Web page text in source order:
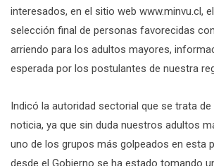
interesados, en el sitio web www.minvu.cl,
selección final de personas favorecidas
arriendo para los adultos mayores,
esperada por los postulantes de nuestra
Indicó la autoridad sectorial que se trata
noticia, ya que sin duda nuestros adultos
uno de los grupos más golpeados en esta
desde el Gobierno se ha estado tomando